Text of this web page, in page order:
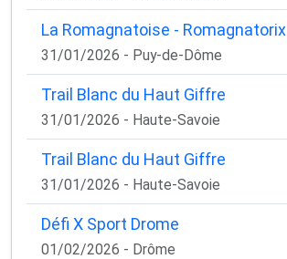
La Romagnatoise - Romagnatorix
31/01/2026 - Puy-de-Dôme
Trail Blanc du Haut Giffre
31/01/2026 - Haute-Savoie
Trail Blanc du Haut Giffre
31/01/2026 - Haute-Savoie
Défi X Sport Drome
01/02/2026 - Drôme